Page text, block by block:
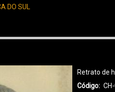
DO SUL
Retrato de
Código